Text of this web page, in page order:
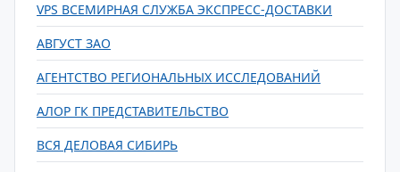
VPS ВСЕМИРНАЯ СЛУЖБА ЭКСПРЕСС-ДОСТАВКИ
АВГУСТ ЗАО
АГЕНТСТВО РЕГИОНАЛЬНЫХ ИССЛЕДОВАНИЙ
АЛОР ГК ПРЕДСТАВИТЕЛЬСТВО
ВСЯ ДЕЛОВАЯ СИБИРЬ